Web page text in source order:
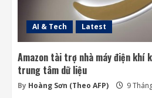
AI & Tech Latest
Amazon tài trợ nhà máy điện khí
trung tâm dữ liệu
By Hoàng Sơn (Theo AFP) 9